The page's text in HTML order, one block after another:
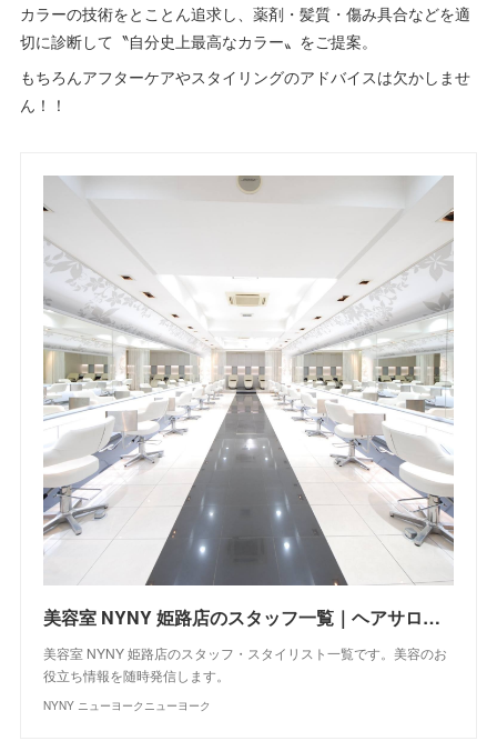
カラーの技術をとことん追求し、薬剤・髪質・傷み具合などを適
切に診断して〝自分史上最高なカラー〟をご提案。
もちろんアフターケアやスタイリングのアドバイスは欠かしませ
ん！！
美容室 NYNY 姫路店のスタッフ一覧｜ヘアサロン・美容院｜ニューヨークニューヨーク
美容室 NYNY 姫路店のスタッフ・スタイリスト一覧です。美容のお
役立ち情報を随時発信します。
NYNY ニューヨークニューヨーク